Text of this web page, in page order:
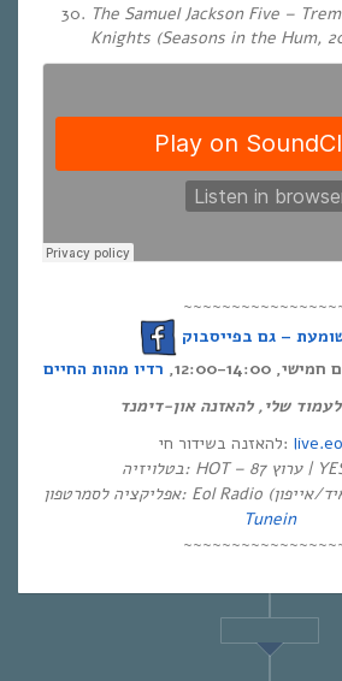
The Samuel Jackson Five –
Knights (Seasons in the Hum,
14:00,
רדיו מהות החיים
להאזנה בשידור חי:
Tunein